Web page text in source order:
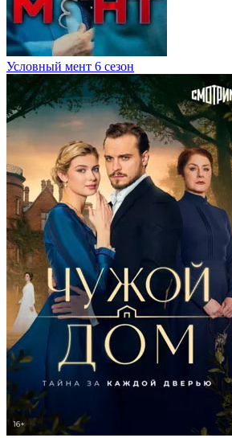
Условный мент 6 сезон